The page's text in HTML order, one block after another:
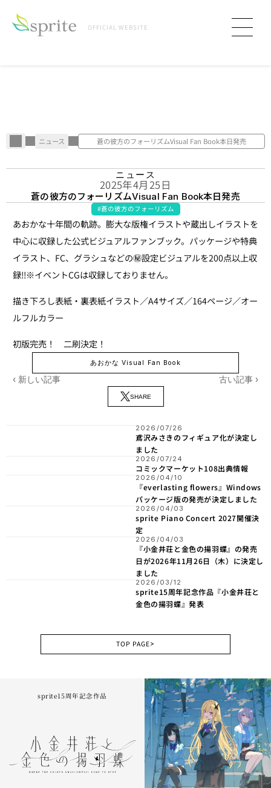
OFFICIAL WEBSITE
ニュース 蒼の彼方のフォーリズムVisual Fan Book本日発売
ニュース
2025年4月25日
蒼の彼方のフォーリズムVisual Fan Book本日発売
#蒼の彼方のフォーリズム
あおかな十年間の軌跡。膨大な版権イラストや蔵出しイラストを
中心に収録した公式ビジュアルファンブック。パッケージや特典
イラスト、FC、グラシュなどの㊙️設定ビジュアルを200点以上収
録!!※イベントCGは収録しておりません。
描き下ろし表紙・裏表紙イラスト／A4サイズ／164ページ／オー
ルフルカラー
初版完売！　二刷決定！
あおかな Visual Fan Book
‹ 新しい記事 古い記事 ›
SHARE
2026/07/26
鳶沢みさきのフィギュア化が決定し
ました
2026/07/24
コミックマーケット108出典情報
2026/04/10
『everlasting flowers』Windows
パッケージ版の発売が決定しました
2026/04/03
sprite Piano Concert 2027開催決
定
2026/04/03
『小金井荘と金色の揚羽蝶』の発売
日が2026年11月26日（木）に決定し
ました
2026/03/12
sprite15周年記念作品『小金井荘と
金色の揚羽蝶』発表
TOP PAGE>
sprite15周年記念作品